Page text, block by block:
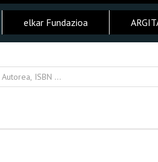
elkar Fundazioa